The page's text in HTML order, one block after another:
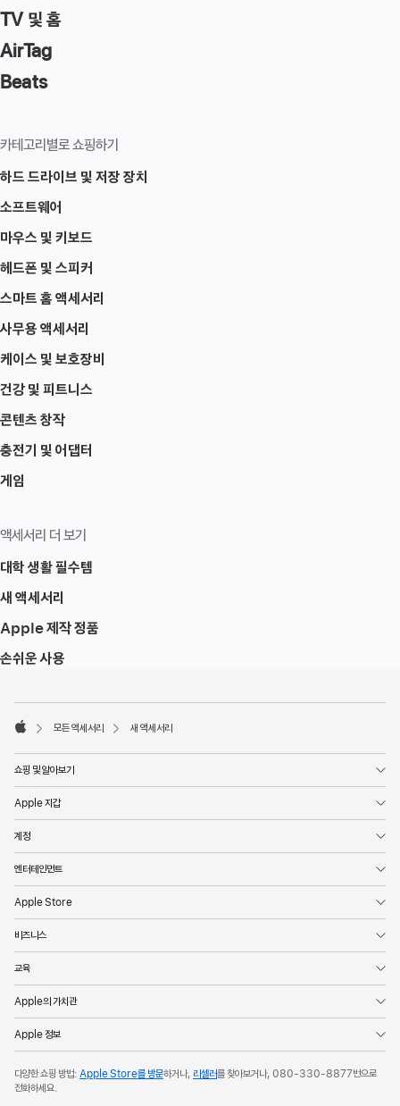
TV 및 홈
AirTag
Beats
카테고리별로 쇼핑하기
하드 드라이브 및 저장 장치
소프트웨어
마우스 및 키보드
헤드폰 및 스피커
스마트 홈 액세서리
사무용 액세서리
케이스 및 보호장비
건강 및 피트니스
콘텐츠 창작
충전기 및 어댑터
게임
액세서리 더 보기
대학 생활 필수템
새 액세서리
Apple 제작 정품
손쉬운 사용
모든 액세서리 새 액세서리
쇼핑 및 알아보기
Apple 지갑
계정
엔터테인먼트
Apple Store
비즈니스
교육
Apple의 가치관
Apple 정보
다양한 쇼핑 방법: Apple Store를 방문하거나, 리셀러를 찾아보거나, 080-330-8877번으로
전화하세요.